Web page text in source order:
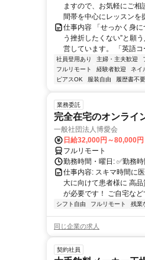
ますので、お気軽にご
間帯を中心にレッスンを
仕事内容 「せっかく身
う挫折したくない”と願
営しています。 「英語
社員登用あり 主婦・主夫歓迎
フルリモート
経験者歓迎 ネイ
ピアスOK
服装自由 履歴書不要
業務委託
完全在宅のオンライ
一般社団法人博愛会
日給32,000円～80,000円
フルリモート
勤務時間・曜日: ✅勤務
仕事内容: スキマ時間に
大に向けて患者様に 高
が必要です！ ご自宅な
シフト自由 フルリモート 残業
同じ企業の求人
契約社員